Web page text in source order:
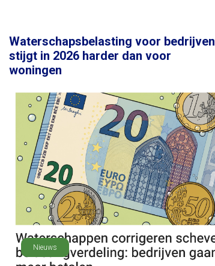
Waterschapsbelasting voor bedrijven
stijgt in 2026 harder dan voor
woningen
Nieuws